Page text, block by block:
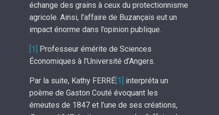
échange des grains à ceux du protectionnisme
agricole. Ainsi, l’affaire de Buzançais eut un
impact énorme dans l’opinion publique.
[1]
Professeur émérite de Sciences
Économiques à l’Université d’Angers.
Par la suite, Kathy FERRÉ [1]
interpréta un
poème de Gaston Couté évoquant les
émeutes de 1847 et l’une de ses créations,